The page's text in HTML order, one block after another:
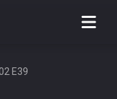
par to
E39